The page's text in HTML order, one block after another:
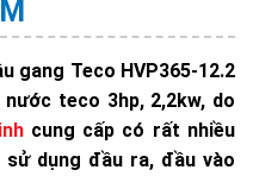
gang Teco HVP365-12.2
teco 3hp, 2,2kw, do
cung cấp có rất nhiều
dụng đầu ra, đầu vào